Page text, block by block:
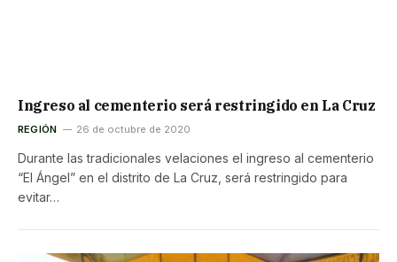
Ingreso al cementerio será restringido en La Cruz
REGIÓN 26 de octubre de 2020
Durante las tradicionales velaciones el ingreso al cementerio
“El Ángel” en el distrito de La Cruz, será restringido para
evitar…